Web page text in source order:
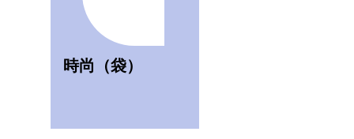
時尚（袋）